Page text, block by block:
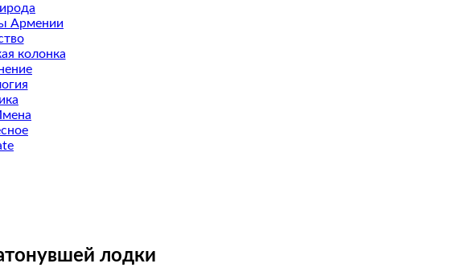
Армении
колонка
лодки